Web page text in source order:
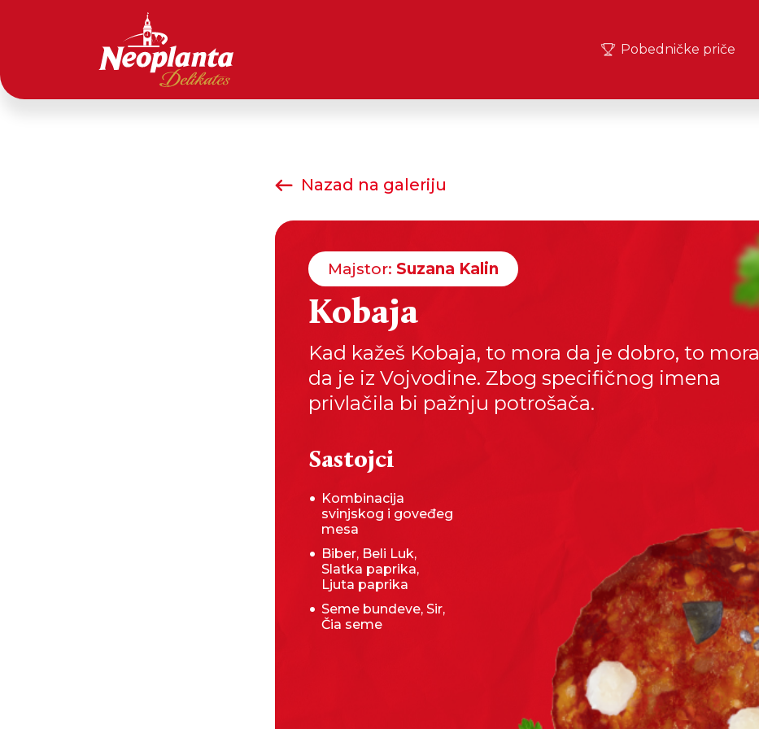
Pobedničke priče
Nazad na galeriju
Majstor: Suzana Kalin
Kobaja
Kad kažeš Kobaja, to mora da je dobro, to mora
da je iz Vojvodine. Zbog specifičnog imena
privlačila bi pažnju potrošača.
Sastojci
Kombinacija
svinjskog i goveđeg
mesa
Biber, Beli Luk,
Slatka paprika,
Ljuta paprika
Seme bundeve, Sir,
Čia seme